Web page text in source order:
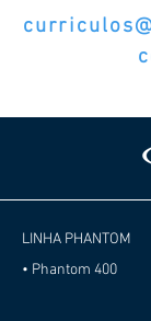
LINHA PHANTOM
• Phantom 400